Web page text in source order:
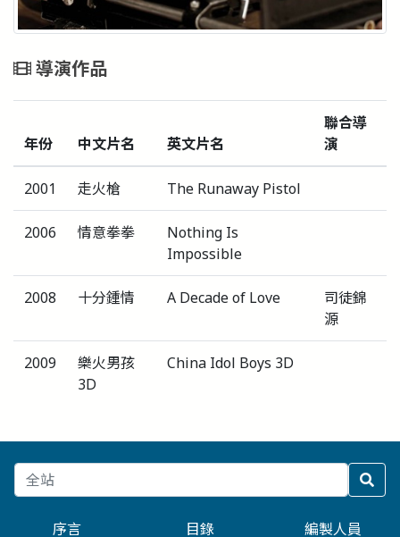
導演作品
年份 中文片名 英文片名
聯合導
演
2001 走火槍 The Runaway Pistol
2006 情意拳拳
Nothing Is
Impossible
2008 十分鍾情 A Decade of Love
司徒錦
源
2009
樂火男孩
3D
China Idol Boys 3D
序言 目錄 編製人員